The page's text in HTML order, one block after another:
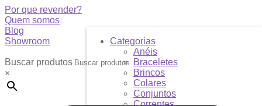
Por que revender?
Quem somos
Blog
Showroom
Buscar produtos
×
Categorias
Anéis
Braceletes
Brincos
Colares
Conjuntos
Correntes